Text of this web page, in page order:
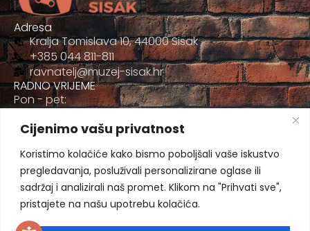
Cijenimo vašu privatnost
Koristimo kolačiće kako bismo poboljšali vaše iskustvo
pregledavanja, posluživali personalizirane oglase ili
sadržaj i analizirali naš promet. Klikom na "Prihvati sve",
pristajete na našu upotrebu kolačića.
Adresa
Kralja Tomislava 10, 44000 Sisak
+385 044 811-811
ravnatelj@muzej-sisak.hr
RADNO VRIJEME
Pon - pet:
Sub